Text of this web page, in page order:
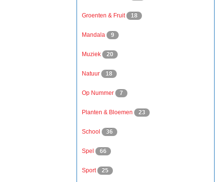
Groenten & Fruit 18
Mandala 9
Muziek 20
Natuur 18
Op Nummer 7
Planten & Bloemen 23
School 36
Spel 66
Sport 25